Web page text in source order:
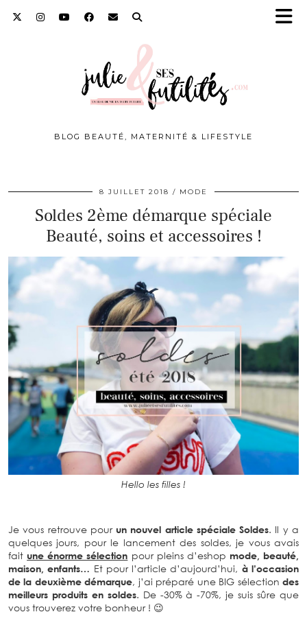
BLOG BEAUTÉ, MATERNITÉ & LIFESTYLE
8 JUILLET 2018 MODE
Soldes 2ème démarque spéciale
Beauté, soins et accessoires !
Hello les filles !
Je vous retrouve pour un nouvel article spéciale Soldes. Il y a
quelques jours, pour le lancement des soldes, je vous avais
fait une énorme sélection pour pleins d’eshop mode, beauté,
maison, enfants… Et pour l’article d’aujourd’hui, à l’occasion
de la deuxième démarque, j’ai préparé une BIG sélectiondes
meilleurs produits en soldes. De -30% à -70%, je suis sûre que
vous trouverez votre bonheur ! 😉